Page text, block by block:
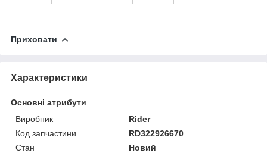
Приховати
Характеристики
Основні атрибути
Виробник
Rider
Код запчастини
RD322926670
Стан
Новий